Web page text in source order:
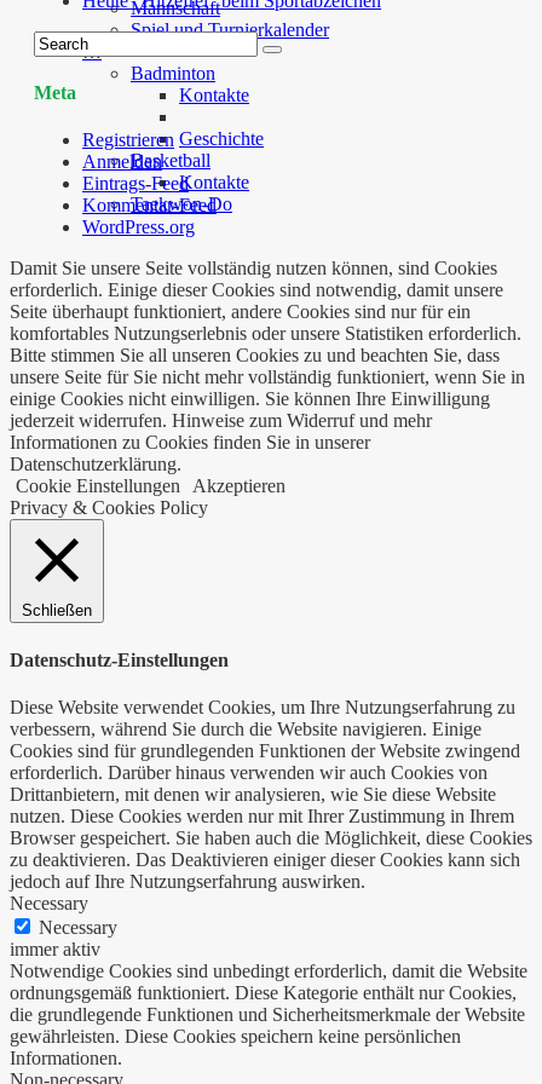
Mannschaft
Spiel und Turnierkalender
…
Badminton
Kontakte
Geschichte
Basketball
Kontakte
Taekwon-Do
Meta
Registrieren
Anmelden
Eintrags-Feed
Kommentar-Feed
WordPress.org
Damit Sie unsere Seite vollständig nutzen können, sind Cookies
erforderlich. Einige dieser Cookies sind notwendig, damit unsere
Seite überhaupt funktioniert, andere Cookies sind nur für ein
komfortables Nutzungserlebnis oder unsere Statistiken erforderlich.
Bitte stimmen Sie all unseren Cookies zu und beachten Sie, dass
unsere Seite für Sie nicht mehr vollständig funktioniert, wenn Sie in
einige Cookies nicht einwilligen. Sie können Ihre Einwilligung
jederzeit widerrufen. Hinweise zum Widerruf und mehr
Informationen zu Cookies finden Sie in unserer
Datenschutzerklärung.
Cookie Einstellungen
Akzeptieren
Privacy & Cookies Policy
Schließen
Datenschutz-Einstellungen
Diese Website verwendet Cookies, um Ihre Nutzungserfahrung zu
verbessern, während Sie durch die Website navigieren. Einige
Cookies sind für grundlegenden Funktionen der Website zwingend
erforderlich. Darüber hinaus verwenden wir auch Cookies von
Drittanbietern, mit denen wir analysieren, wie Sie diese Website
nutzen. Diese Cookies werden nur mit Ihrer Zustimmung in Ihrem
Browser gespeichert. Sie haben auch die Möglichkeit, diese Cookies
zu deaktivieren. Das Deaktivieren einiger dieser Cookies kann sich
jedoch auf Ihre Nutzungserfahrung auswirken.
Necessary
Necessary
immer aktiv
Notwendige Cookies sind unbedingt erforderlich, damit die Website
ordnungsgemäß funktioniert. Diese Kategorie enthält nur Cookies,
die grundlegende Funktionen und Sicherheitsmerkmale der Website
gewährleisten. Diese Cookies speichern keine persönlichen
Informationen.
Non-necessary